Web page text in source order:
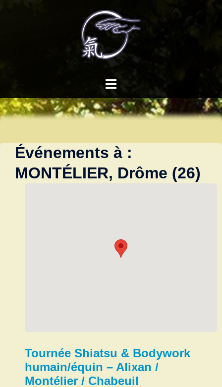
Ouvrir/fermer
menu
Événements à :
MONTÉLIER, Drôme (26)
Tournée Shiatsu & Bodywork
humain/équin – Alixan /
Montélier / Chabeuil